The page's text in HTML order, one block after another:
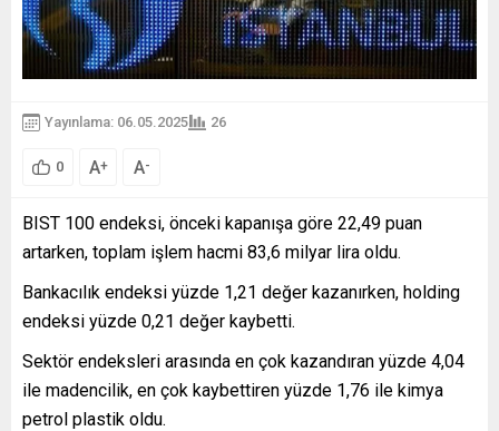
Yayınlama: 06.05.2025 26
0 A+ A-
BIST 100 endeksi, önceki kapanışa göre 22,49 puan
artarken, toplam işlem hacmi 83,6 milyar lira oldu.
Bankacılık endeksi yüzde 1,21 değer kazanırken, holding
endeksi yüzde 0,21 değer kaybetti.
Sektör endeksleri arasında en çok kazandıran yüzde 4,04
ile madencilik, en çok kaybettiren yüzde 1,76 ile kimya
petrol plastik oldu.